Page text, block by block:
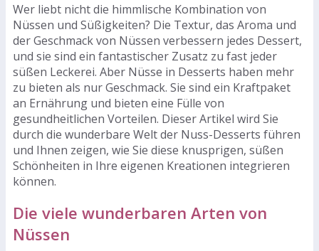
Wer liebt nicht die himmlische Kombination von
Nüssen und Süßigkeiten? Die Textur, das Aroma und
der Geschmack von Nüssen verbessern jedes Dessert,
und sie sind ein fantastischer Zusatz zu fast jeder
süßen Leckerei. Aber Nüsse in Desserts haben mehr
zu bieten als nur Geschmack. Sie sind ein Kraftpaket
an Ernährung und bieten eine Fülle von
gesundheitlichen Vorteilen. Dieser Artikel wird Sie
durch die wunderbare Welt der Nuss-Desserts führen
und Ihnen zeigen, wie Sie diese knusprigen, süßen
Schönheiten in Ihre eigenen Kreationen integrieren
können.
Die viele wunderbaren Arten von
Nüssen